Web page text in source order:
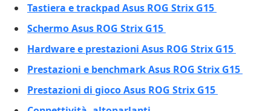
Tastiera e trackpad Asus ROG Strix G15
Schermo Asus ROG Strix G15
Hardware e prestazioni Asus ROG Strix G15
Prestazioni e benchmark Asus ROG Strix G15
Prestazioni di gioco Asus ROG Strix G15